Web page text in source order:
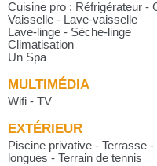
Cuisine pro : Réfrigérateur -
Vaisselle - Lave-vaisselle
Lave-linge - Sèche-linge
Climatisation
Un Spa
MULTIMÉDIA
Wifi - TV
EXTÉRIEUR
Piscine privative - Terrasse
longues - Terrain de tennis